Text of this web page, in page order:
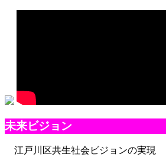
未来ビジョン
江戸川区共生社会ビジョンの実現